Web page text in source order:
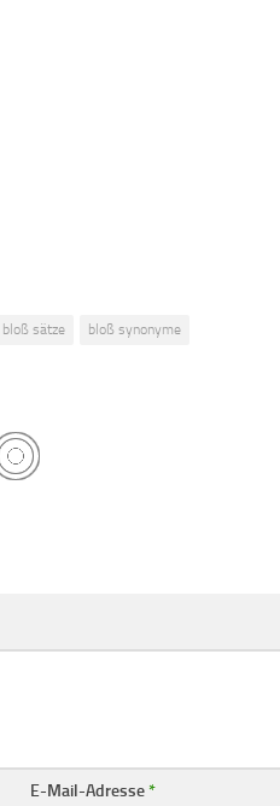
bloß sätze bloß synonyme
E-Mail-Adresse*